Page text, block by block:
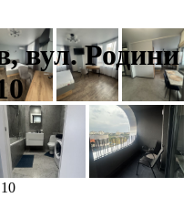
вул. Родини